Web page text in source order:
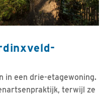
in een drie-etagewoning.
terwijl ze